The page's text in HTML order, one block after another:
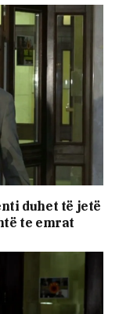
duhet të jetë
te emrat